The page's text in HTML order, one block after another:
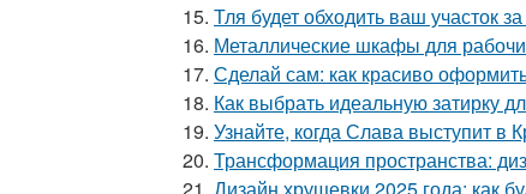
15. Тля будет обходить ваш участок
16. Металлические шкафы для
17. Сделай сам: как красиво
18. Как выбрать идеальную затирку
19. Узнайте, когда Слава выступит в
20. Трансформация пространства: